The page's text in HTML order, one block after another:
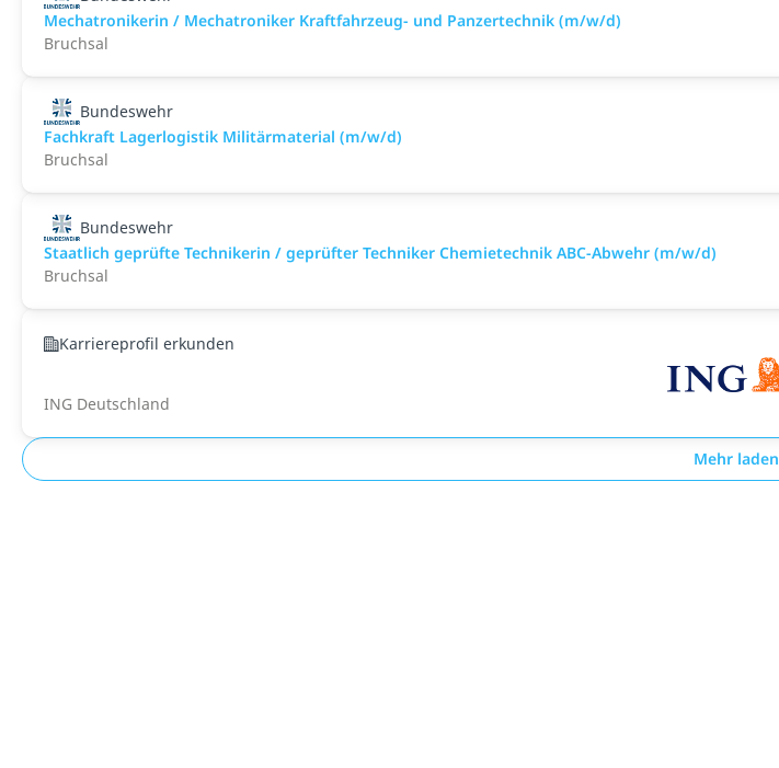
Mechatronikerin / Mechatroniker Kraftfahrzeug- und Panzertechnik (m/w/d)
Bruchsal
Bundeswehr
Fachkraft Lagerlogistik Militärmaterial (m/w/d)
Bruchsal
Bundeswehr
Staatlich geprüfte Technikerin / geprüfter Techniker Chemietechnik ABC-Abwehr (m/w/d)
Bruchsal
Karriereprofil erkunden
ING Deutschland
Mehr laden